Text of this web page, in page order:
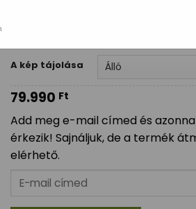
A kép tájolása
79.990 Ft
Add meg e-mail címed és
érkezik! Sajnáljuk, de a termék
elérhető.